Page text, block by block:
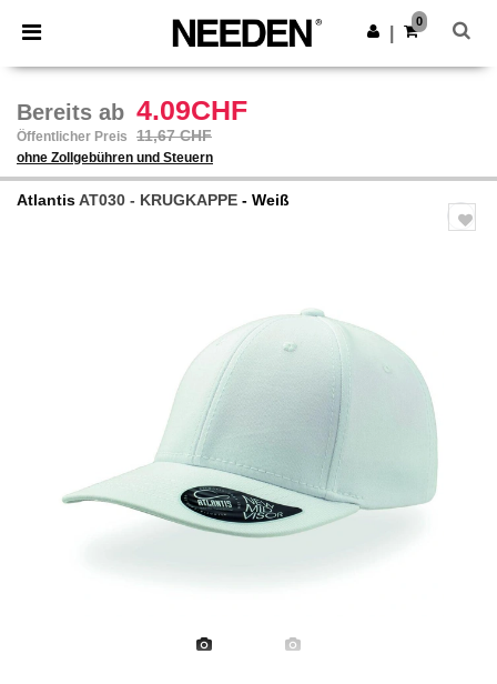
× Needen App
Bessere Preise in der App!
App holen
0
Bereits ab 4.09CHF
Öffentlicher Preis 11,67 CHF
ohne Zollgebühren und Steuern
AtlantisAT030 - KRUGKAPPE - Weiß